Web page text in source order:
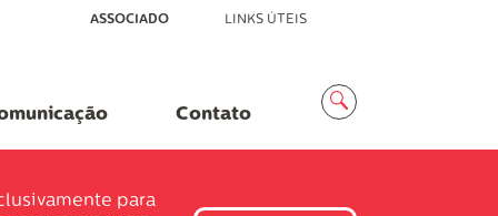
MenuASSOCIADO LINKS ÚTEIS
Contato
Busca
para